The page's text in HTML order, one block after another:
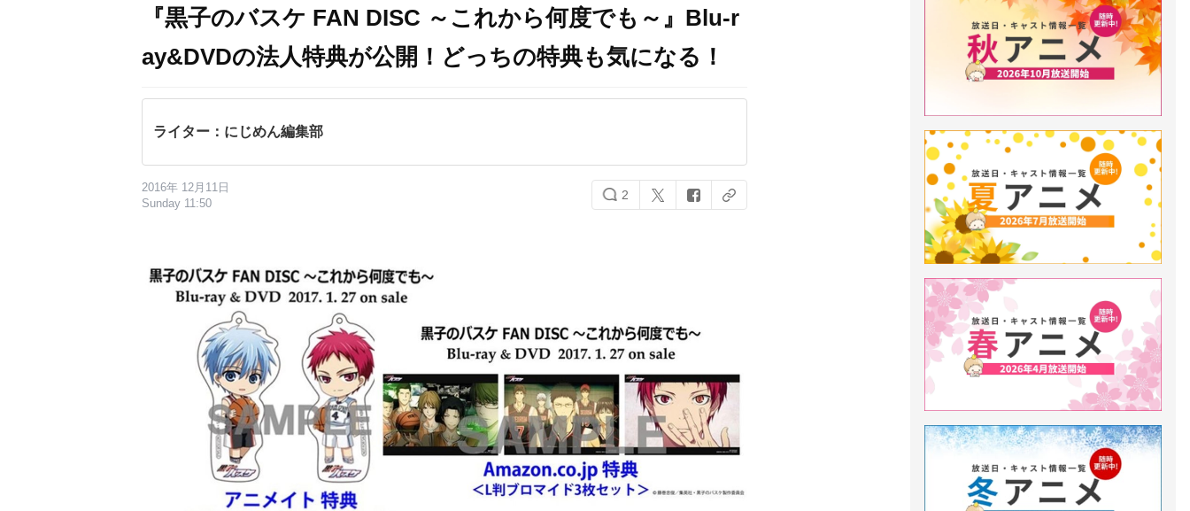
『黒子のバスケ FAN DISC ～これから何度でも～』Blu-r
ay&DVDの法人特典が公開！どっちの特典も気になる！
ライター：にじめん編集部
2016年 12月11日
Sunday 11:50
2